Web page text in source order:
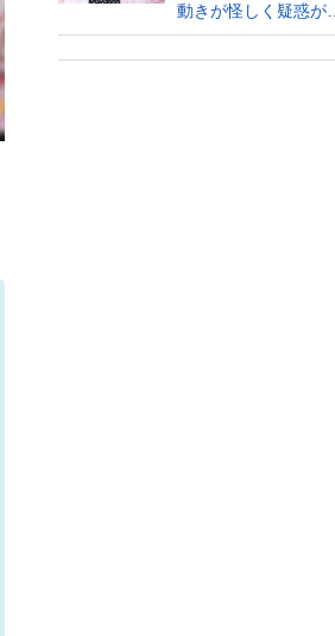
動きが怪しく疑惑が…